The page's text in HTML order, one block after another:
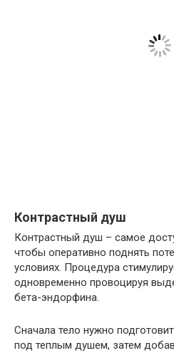
Контрастный душ
Контрастный душ – самое
чтобы оперативно поднять
условиях. Процедура
одновременно провоцируя
бета-эндорфина.
Сначала тело нужно
под теплым душем, затем